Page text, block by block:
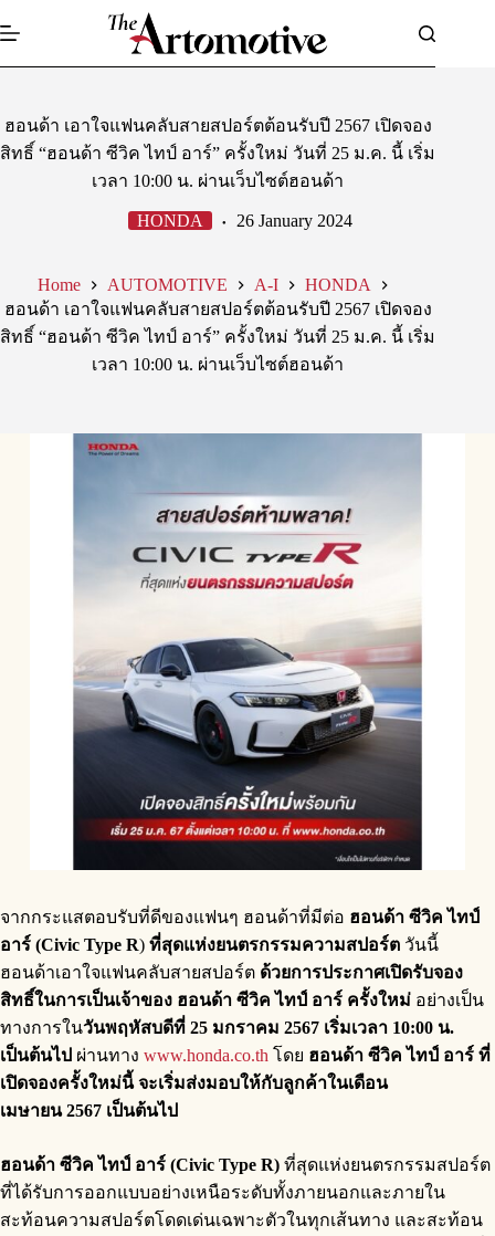
to
ฮอนด้า เอาใจแฟนคลับสายสปอร์ตต้อนรับปี 2567 เปิดจอง
สิทธิ์ “ฮอนด้า ซีวิค ไทป์ อาร์” ครั้งใหม่ วันที่ 25 ม.ค. นี้ เริ่ม
เวลา 10:00 น. ผ่านเว็บไซต์ฮอนด้า
HONDA 26 January 2024
Home AUTOMOTIVE A-I
HONDA
ฮอนด้า เอาใจแฟนคลับสายสปอร์ตต้อนรับปี 2567 เปิดจอง
สิทธิ์ “ฮอนด้า ซีวิค ไทป์ อาร์” ครั้งใหม่ วันที่ 25 ม.ค. นี้ เริ่ม
เวลา 10:00 น. ผ่านเว็บไซต์ฮอนด้า
จากกระแสตอบรับที่ดีของแฟนๆ ฮอนด้าที่มีต่อ ฮอนด้า ซีวิค ไทป์
อาร์ (Civic Type R) ที่สุดแห่งยนตรกรรมความสปอร์ต วันนี้
ฮอนด้าเอาใจแฟนคลับสายสปอร์ต ด้วยการประกาศเปิดรับจอง
สิทธิ์ในการเป็นเจ้าของ ฮอนด้า ซีวิค ไทป์ อาร์ ครั้งใหม่ อย่างเป็น
ทางการในวันพฤหัสบดีที่ 25 มกราคม 2567 เริ่มเวลา 10:00 น.
เป็นต้นไป ผ่านทาง www.honda.co.th โดย ฮอนด้า ซีวิค ไทป์ อาร์ ที่
เปิดจองครั้งใหม่นี้ จะเริ่มส่งมอบให้กับลูกค้าในเดือน
เมษายน 2567 เป็นต้นไป
ฮอนด้า ซีวิค ไทป์ อาร์ (Civic Type R) ที่สุดแห่งยนตรกรรมสปอร์ต
ที่ได้รับการออกแบบอย่างเหนือระดับทั้งภายนอกและภายใน
สะท้อนความสปอร์ตโดดเด่นเฉพาะตัวในทุกเส้นทาง และสะท้อน